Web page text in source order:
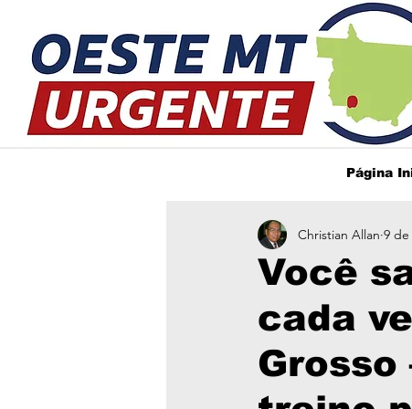
Página
Você
cada
Christian Allan 9 de